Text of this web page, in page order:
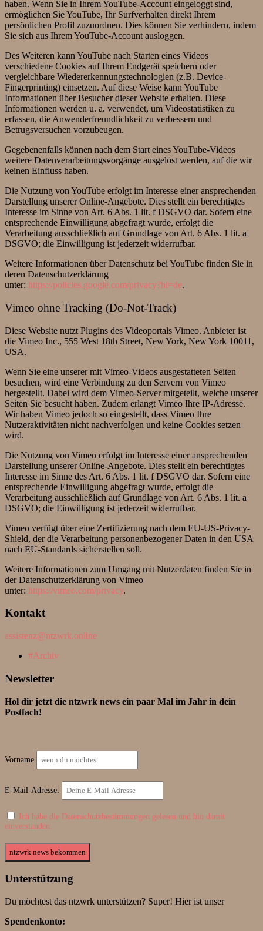
haben. Wenn Sie in Ihrem YouTube-Account eingeloggt sind,
ermöglichen Sie YouTube, Ihr Surfverhalten direkt Ihrem
persönlichen Profil zuzuordnen. Dies können Sie verhindern, indem
Sie sich aus Ihrem YouTube-Account ausloggen.
Des Weiteren kann YouTube nach Starten eines Videos
verschiedene Cookies auf Ihrem Endgerät speichern oder
vergleichbare Wiedererkennungstechnologien (z.B. Device-
Fingerprinting) einsetzen. Auf diese Weise kann YouTube
Informationen über Besucher dieser Website erhalten. Diese
Informationen werden u. a. verwendet, um Videostatistiken zu
erfassen, die Anwenderfreundlichkeit zu verbessern und
Betrugsversuchen vorzubeugen.
Gegebenenfalls können nach dem Start eines YouTube-Videos
weitere Datenverarbeitungsvorgänge ausgelöst werden, auf die wir
keinen Einfluss haben.
Die Nutzung von YouTube erfolgt im Interesse einer ansprechenden
Darstellung unserer Online-Angebote. Dies stellt ein berechtigtes
Interesse im Sinne von Art. 6 Abs. 1 lit. f DSGVO dar. Sofern eine
entsprechende Einwilligung abgefragt wurde, erfolgt die
Verarbeitung ausschließlich auf Grundlage von Art. 6 Abs. 1 lit. a
DSGVO; die Einwilligung ist jederzeit widerrufbar.
Weitere Informationen über Datenschutz bei YouTube finden Sie in
deren Datenschutzerklärung
unter: https://policies.google.com/privacy?hl=de.
Vimeo ohne Tracking (Do-Not-Track)
Diese Website nutzt Plugins des Videoportals Vimeo. Anbieter ist
die Vimeo Inc., 555 West 18th Street, New York, New York 10011,
USA.
Wenn Sie eine unserer mit Vimeo-Videos ausgestatteten Seiten
besuchen, wird eine Verbindung zu den Servern von Vimeo
hergestellt. Dabei wird dem Vimeo-Server mitgeteilt, welche unserer
Seiten Sie besucht haben. Zudem erlangt Vimeo Ihre IP-Adresse.
Wir haben Vimeo jedoch so eingestellt, dass Vimeo Ihre
Nutzeraktivitäten nicht nachverfolgen und keine Cookies setzen
wird.
Die Nutzung von Vimeo erfolgt im Interesse einer ansprechenden
Darstellung unserer Online-Angebote. Dies stellt ein berechtigtes
Interesse im Sinne des Art. 6 Abs. 1 lit. f DSGVO dar. Sofern eine
entsprechende Einwilligung abgefragt wurde, erfolgt die
Verarbeitung ausschließlich auf Grundlage von Art. 6 Abs. 1 lit. a
DSGVO; die Einwilligung ist jederzeit widerrufbar.
Vimeo verfügt über eine Zertifizierung nach dem EU-US-Privacy-
Shield, der die Verarbeitung personenbezogener Daten in den USA
nach EU-Standards sicherstellen soll.
Weitere Informationen zum Umgang mit Nutzerdaten finden Sie in
der Datenschutzerklärung von Vimeo
unter: https://vimeo.com/privacy.
Kontakt
assistenz@ntzwrk.online
Archiv
Newsletter
Hol dir jetzt die ntzwrk news ein paar Mal im Jahr in dein
Postfach!
Vorname
E-Mail-Adresse:
Ich habe die Datenschutzbestimmungen gelesen und bin damit
einverstanden.
Unterstützung
Du möchtest das ntzwrk unterstützen? Super! Hier ist unser
Spendenkonto: